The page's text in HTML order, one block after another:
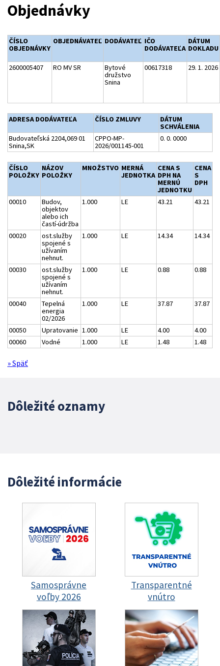
Objednávky
ČÍSLO
OBJEDNÁVKY
OBJEDNÁVATEĽ DODÁVATEĽ IČO
DODÁVATEĽA
DÁTUM
DOKLADU
2600005407 RO MV SR
Bytové
družstvo
Snina
00617318 29. 1. 2026
ADRESA DODÁVATEĽA ČÍSLO ZMLUVY
DÁTUM
SCHVÁLENIA
Budovateľská 2204,069 01
Snina,SK
CPPO-MP-
2026/001145-001
0. 0. 0000
ČÍSLO
POLOŽKY
NÁZOV
POLOŽKY
MNOŽSTVO MERNÁ
JEDNOTKA
CENA S
DPH NA
MERNÚ
JEDNOTKU
CENA
S
DPH
00010
Budov,
objektov
alebo ich
častí-údržba
1.000 LE 43.21 43.21
00020
ost.služby
spojené s
užívaním
nehnut.
1.000 LE 14.34 14.34
00030
ost.služby
spojené s
užívaním
nehnut.
1.000 LE 0.88 0.88
00040
Tepelná
energia
02/2026
1.000 LE 37.87 37.87
00050 Upratovanie 1.000 LE 4.00
4.00
00060
Vodné 1.000 LE 1.48 1.48
» Späť
Dôležité oznamy
Dôležité informácie
Samosprávne
voľby 2026
Transparentné
vnútro